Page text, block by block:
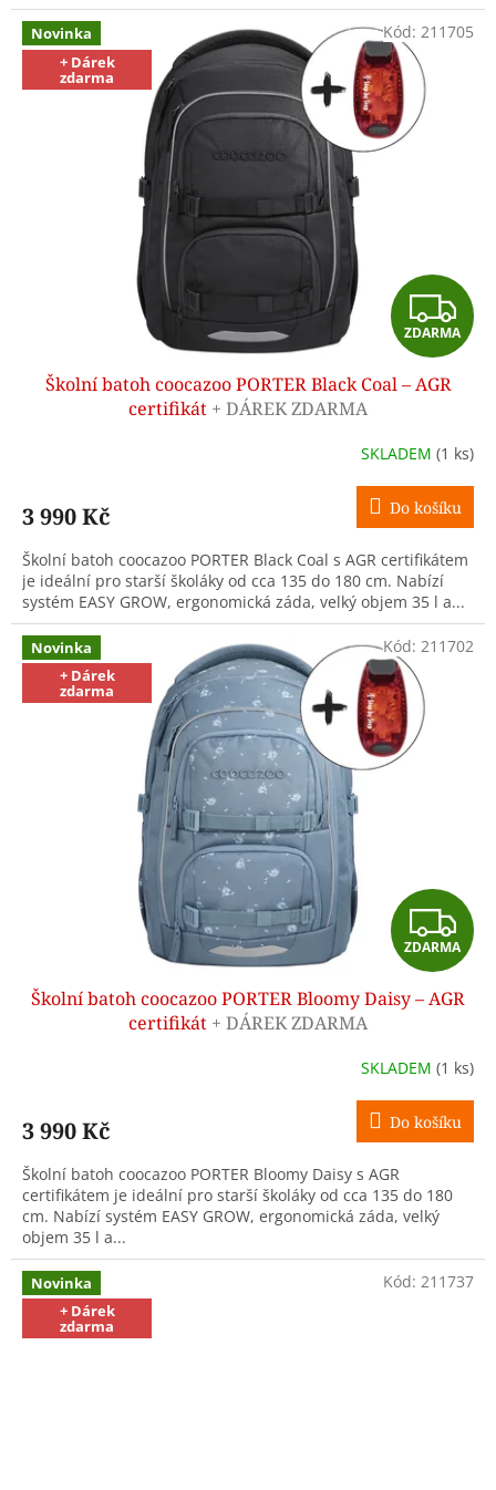
Novinka
+ Dárek
zdarma
Z
D
R
M
A
ZDARMA
Školní batoh coocazoo PORTER Black Coal – AGR
certifikát + DÁREK ZDARMA
SKLADEM (1 ks)
3 990 Kč Do košíku
Školní batoh coocazoo PORTER Black Coal s AGR certifikátem
je ideální pro starší školáky od cca 135 do 180 cm. Nabízí
systém EASY GROW, ergonomická záda, velký objem 35 l a...
Kód: 211705
Novinka
+ Dárek
zdarma
Z
D
A
R
M
A
ZDARMA
Školní batoh coocazoo PORTER Bloomy Daisy – AGR
certifikát + DÁREK ZDARMA
SKLADEM (1 ks)
3 990 Kč Do košíku
Školní batoh coocazoo PORTER Bloomy Daisy s AGR
certifikátem je ideální pro starší školáky od cca 135 do 180
cm. Nabízí systém EASY GROW, ergonomická záda, velký
objem 35 l a...
Kód: 211702
Novinka
+ Dárek
zdarma
Kód: 211737